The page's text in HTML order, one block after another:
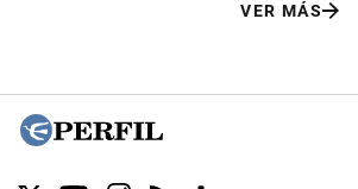
VER MÁS